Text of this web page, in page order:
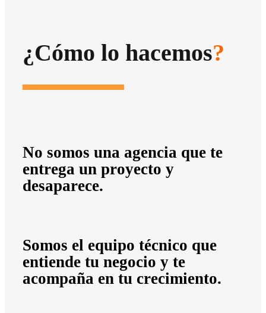
¿Cómo lo hacemos?
No somos una agencia que te
entrega un proyecto y
desaparece.
Somos el equipo técnico que
entiende tu negocio y te
acompaña en tu crecimiento.